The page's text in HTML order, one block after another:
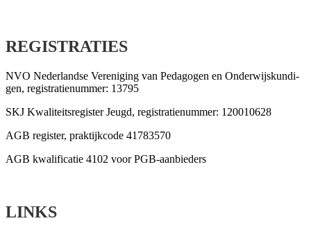
REGISTRATIES
NVO Neder­land­se Ver­e­ni­ging van Peda­go­gen en Onder­wijs­kun­di­
gen, regi­stra­tie­num­mer: 13795
SKJ Kwa­li­teits­re­gis­ter Jeugd, regi­stra­tie­num­mer: 120010628
AGB regis­ter, prak­tijk­co­de 41783570
AGB kwa­li­fi­ca­tie 4102 voor PGB-aanbieders
LINKS